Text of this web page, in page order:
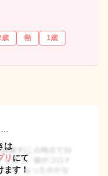
歳 熱
1歳
は
リ にて
ます！